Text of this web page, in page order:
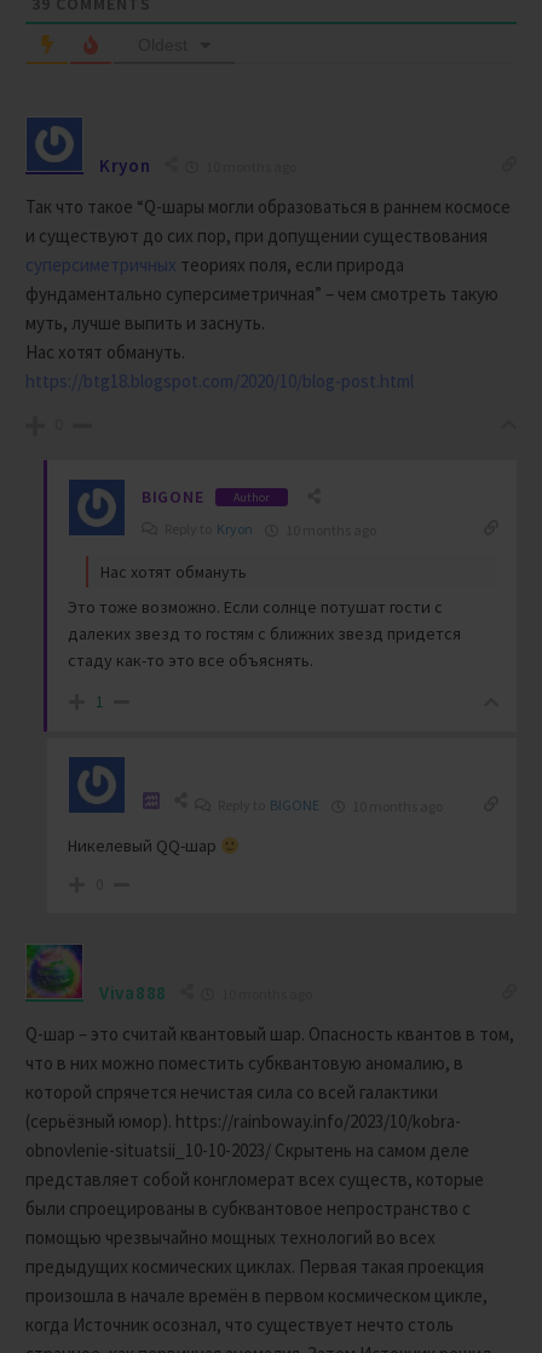
Kryon
Так что такое “Q-шары могли образоваться в раннем космосе
и существуют до сих пор, при допущении существования
суперсиметричных теориях поля, если природа
фундаментально суперсиметричная” – чем смотреть такую
муть, лучше выпить и заснуть.
Нас хотят обмануть.
https://btg18.blogspot.com/2020/10/blog-post.html
BIGONE Author
Kryon
Нас хотят обмануть
Это тоже возможно. Если солнце потушат гости с
далеких звезд то гостям с ближних звезд придется
стаду как-то это все объяснять.
1
BIGONE
Никелевый QQ-шар
Viva888
Q-шар – это считай квантовый шар. Опасность квантов в том,
что в них можно поместить субквантовую аномалию, в
которой спрячется нечистая сила со всей галактики
(серьёзный юмор). https://rainboway.info/2023/10/kobra-
obnovlenie-situatsii_10-10-2023/ Скрытень на самом деле
представляет собой конгломерат всех существ, которые
были спроецированы в субквантовое непространство с
помощью чрезвычайно мощных технологий во всех
предыдущих космических циклах. Первая такая проекция
произошла в начале времён в первом космическом цикле,
когда Источник осознал, что существует нечто столь